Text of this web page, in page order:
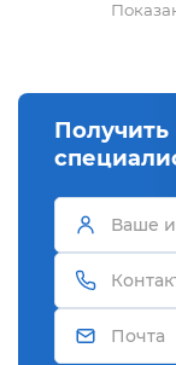
Получить